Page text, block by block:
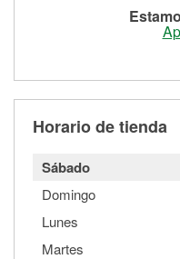
Horario de tienda
Sábado
Domingo
Lunes
Martes